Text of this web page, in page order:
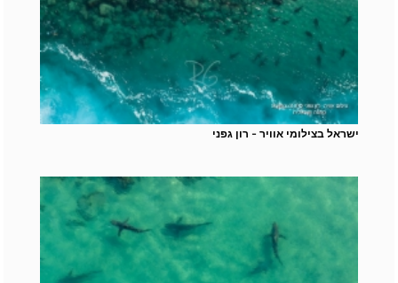
ישראל בצילומי אוויר - רון גפני